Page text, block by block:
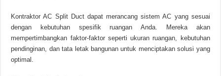
Kontraktor AC Split Duct dapat merancang sistem AC yang sesuai
dengan kebutuhan spesifik ruangan Anda. Mereka akan
mempertimbangkan faktor-faktor seperti ukuran ruangan, kebutuhan
pendinginan, dan tata letak bangunan untuk menciptakan solusi yang
optimal.